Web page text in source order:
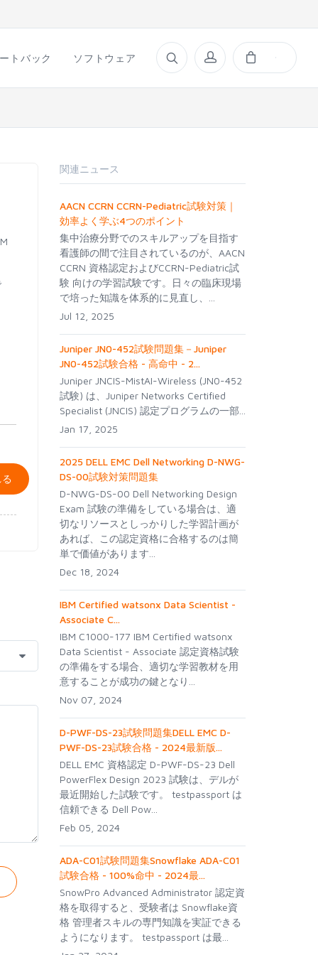
トバック ソフトウェア
関連ニュース
AACN CCRN CCRN-Pediatric試験対策｜
効率よく学ぶ4つのポイント
集中治療分野でのスキルアップを目指す
看護師の間で注目されているのが、AACN
CCRN 資格認定およびCCRN-Pediatric試
験 向けの学習試験です。日々の臨床現場
で培った知識を体系的に見直し、...
Jul 12, 2025
Juniper JN0-452試験問題集－Juniper
JN0-452試験合格 - 高命中 - 2...
Juniper JNCIS-MistAI-Wireless (JN0-452
試験) は、Juniper Networks Certified
Specialist (JNCIS) 認定プログラムの一部...
Jan 17, 2025
2025 DELL EMC Dell Networking D-NWG-
DS-00試験対策問題集
D-NWG-DS-00 Dell Networking Design
Exam 試験の準備をしている場合は、適
切なリソースとしっかりした学習計画が
あれば、この認定資格に合格するのは簡
単で価値があります...
Dec 18, 2024
IBM Certified watsonx Data Scientist -
Associate C...
IBM C1000-177 IBM Certified watsonx
Data Scientist - Associate 認定資格試験
の準備をする場合、適切な学習教材を用
意することが成功の鍵となり...
Nov 07, 2024
D-PWF-DS-23試験問題集DELL EMC D-
PWF-DS-23試験合格 - 2024最新版...
DELL EMC 資格認定 D-PWF-DS-23 Dell
PowerFlex Design 2023 試験は、デルが
最近開始した試験です。 testpassport は
信頼できる Dell Pow...
Feb 05, 2024
ADA-C01試験問題集Snowflake ADA-C01
試験合格 - 100%命中 - 2024最...
SnowPro Advanced Administrator 認定資
格を取得すると、受験者は Snowflake資
格 管理者スキルの専門知識を実証できる
ようになります。 testpassport は最...